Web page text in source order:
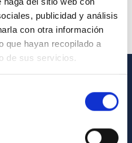
publicidad y análisis
con otra información
que hayan recopilado a
de sus servicios.